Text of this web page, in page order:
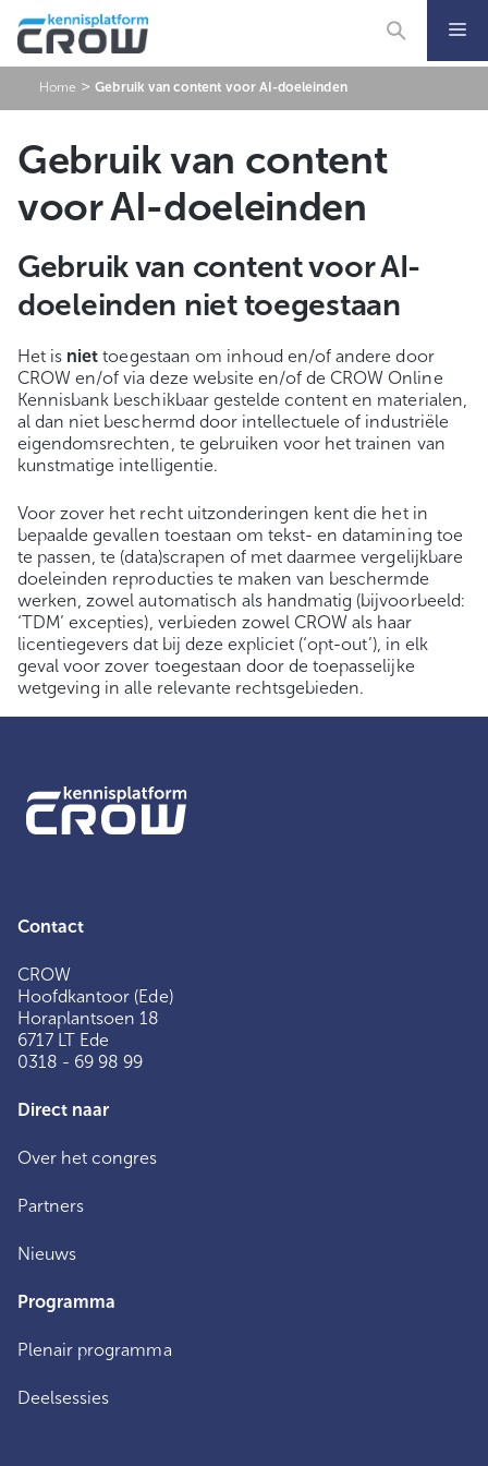
naar
de
Home >Gebruik van content voor AI-doeleinden
Gebruik van content
voor AI-doeleinden
Gebruik van content voor AI-
doeleinden niet toegestaan
Het is niettoegestaan om inhoud en/of andere door
CROW en/of via deze website en/of de CROW Online
Kennisbank beschikbaar gestelde content en materialen,
al dan niet beschermd door intellectuele of industriële
eigendomsrechten, te gebruiken voor het trainen van
kunstmatige intelligentie.
Voor zover het recht uitzonderingen kent die het in
bepaalde gevallen toestaan om tekst- en datamining toe
te passen, te (data)scrapen of met daarmee vergelijkbare
doeleinden reproducties te maken van beschermde
werken, zowel automatisch als handmatig (bijvoorbeeld:
‘TDM’ excepties), verbieden zowel CROW als haar
licentiegevers dat bij deze expliciet (‘opt-out’), in elk
geval voor zover toegestaan door de toepasselijke
wetgeving in alle relevante rechtsgebieden.
Contact
CROW
Hoofdkantoor (Ede)
Horaplantsoen 18
6717 LT Ede
0318 - 69 98 99
Direct naar
Over het congres
Partners
Nieuws
Programma
Plenair programma
Deelsessies